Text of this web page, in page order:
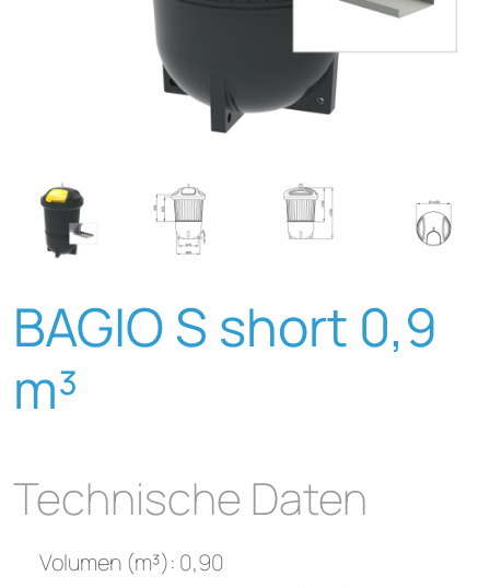
BAGIO S short 0,9
m³
Technische Daten
Volumen (m³): 0,90